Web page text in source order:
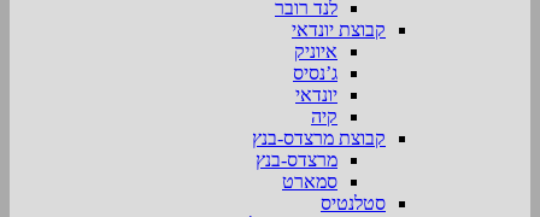
לנד רובר
קבוצת יונדאי
איוניק
ג’נסיס
יונדאי
קיה
קבוצת מרצדס-בנץ
מרצדס-בנץ
סמארט
סטלנטיס